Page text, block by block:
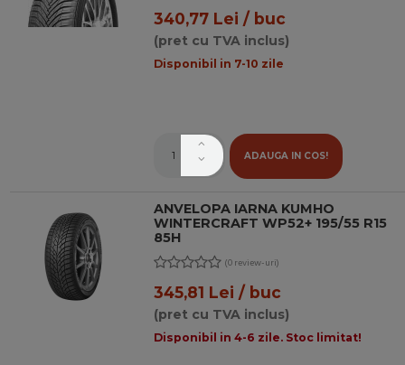
340,77 Lei / buc
(pret cu TVA inclus)
Disponibil in 7-10 zile
ADAUGA IN COS!
ANVELOPA IARNA KUMHO
WINTERCRAFT WP52+ 195/55 R15
85H
(0 review-uri)
345,81 Lei / buc
(pret cu TVA inclus)
Disponibil in 4-6 zile. Stoc limitat!